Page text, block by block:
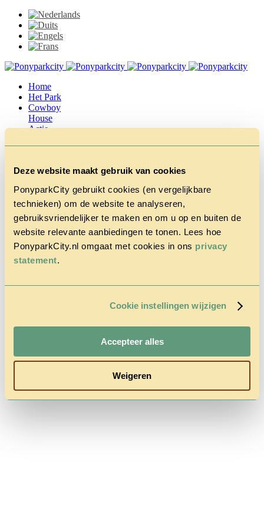
Deze website maakt gebruik van cookies
PonyparkCity gebruikt cookies (en vergelijkbare
technieken) om de website te analyseren,
gebruiksvriendelijker te maken en om u op en buiten de
website relevante aanbiedingen te tonen. Lees hoe
PonyparkCity.nl omgaat met cookies in ons privacy
statement.
Cookie instellingen wijzigen
Accepteer alles
Weigeren
Home
Het Park
Cowboy
House
Actie
Tarieven &
Follow us